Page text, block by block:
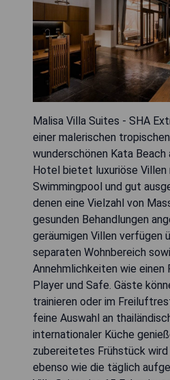
Malisa Villa Suites - SHA
einer malerischen
wunderschönen Kata Beach
Hotel bietet luxuriöse
Swimmingpool und gut
denen eine Vielzahl von
gesunden Behandlungen
geräumigen Villen verfügen
separaten Wohnbereich
Annehmlichkeiten wie einen
Player und Safe. Gäste
trainieren oder im
feine Auswahl an
internationaler Küche
zubereitetes Frühstück wird
ebenso wie die täglich